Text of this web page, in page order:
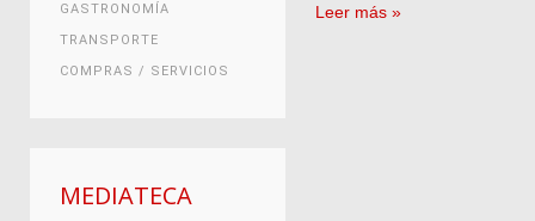
Leer más
GASTRONOMÍA
TRANSPORTE
COMPRAS / SERVICIOS
MEDIATECA